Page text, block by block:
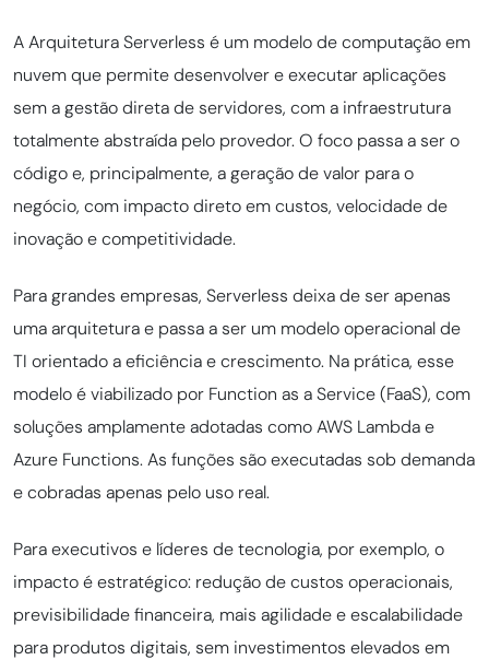
A Arquitetura Serverless é um modelo de computação em
nuvem que permite desenvolver e executar aplicações
sem a gestão direta de servidores, com a infraestrutura
totalmente abstraída pelo provedor. O foco passa a ser o
código e, principalmente, a geração de valor para o
negócio, com impacto direto em custos, velocidade de
inovação e competitividade.
Para grandes empresas, Serverless deixa de ser apenas
uma arquitetura e passa a ser um modelo operacional de
TI orientado a eficiência e crescimento. Na prática, esse
modelo é viabilizado por Function as a Service (FaaS), com
soluções amplamente adotadas como AWS Lambda e
Azure Functions. As funções são executadas sob demanda
e cobradas apenas pelo uso real.
Para executivos e líderes de tecnologia, por exemplo, o
impacto é estratégico: redução de custos operacionais,
previsibilidade financeira, mais agilidade e escalabilidade
para produtos digitais, sem investimentos elevados em